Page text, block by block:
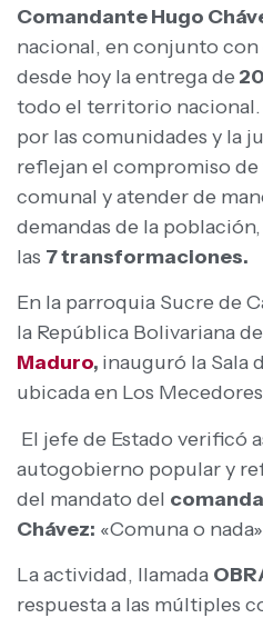
Comandante Hugo
nacional, en conjunto
desde hoy la entrega de
todo el territorio nacional.
por las comunidades y la
reflejan el compromiso
comunal y atender de
demandas de la
las 7 transformaciones.
En la parroquia Sucre de
la República Bolivariana
Maduro, inauguró la Sala
ubicada en Los
El jefe de Estado verificó
autogobierno popular y
del mandato del
Chávez: «Comuna o
La actividad, llamada
respuesta a las múltiples